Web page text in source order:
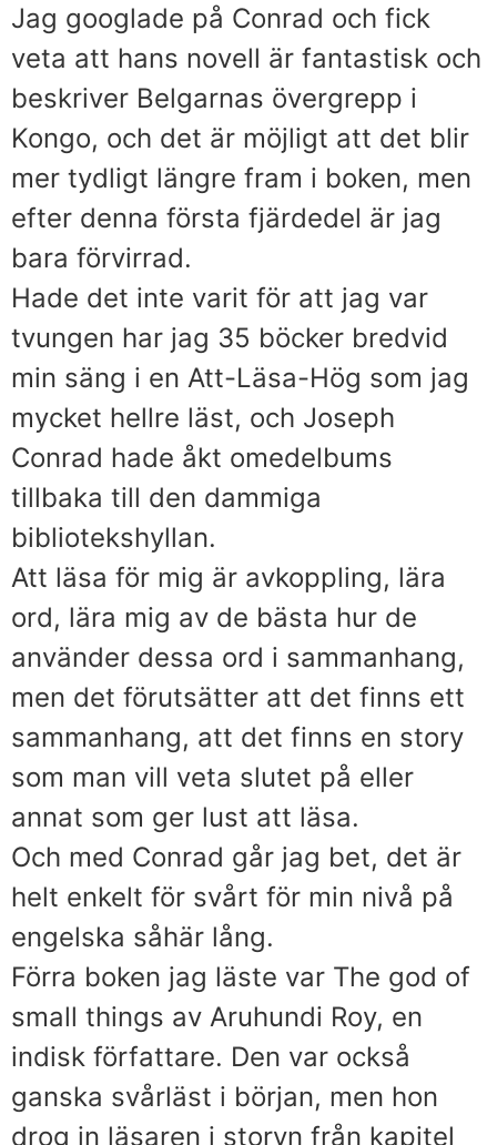
Jag googlade på Conrad och fick
veta att hans novell är fantastisk och
beskriver Belgarnas övergrepp i
Kongo, och det är möjligt att det blir
mer tydligt längre fram i boken, men
efter denna första fjärdedel är jag
bara förvirrad.
Hade det inte varit för att jag var
tvungen har jag 35 böcker bredvid
min säng i en Att-Läsa-Hög som jag
mycket hellre läst, och Joseph
Conrad hade åkt omedelbums
tillbaka till den dammiga
bibliotekshyllan.
Att läsa för mig är avkoppling, lära
ord, lära mig av de bästa hur de
använder dessa ord i sammanhang,
men det förutsätter att det finns ett
sammanhang, att det finns en story
som man vill veta slutet på eller
annat som ger lust att läsa.
Och med Conrad går jag bet, det är
helt enkelt för svårt för min nivå på
engelska såhär lång.
Förra boken jag läste var The god of
small things av Aruhundi Roy, en
indisk författare. Den var också
ganska svårläst i början, men hon
drog in läsaren i storyn från kapitel